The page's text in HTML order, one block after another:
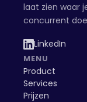
laat zien waar
concurrent
LinkedIn
MENU
Product
Services
Prijzen